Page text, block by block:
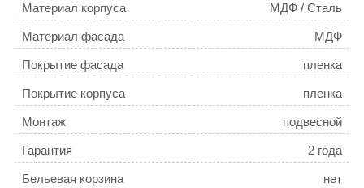
Материал корпуса МДФ / Сталь
Материал фасада МДФ
Покрытие фасада пленка
Покрытие корпуса пленка
Монтаж подвесной
Гарантия 2 года
Бельевая корзина нет